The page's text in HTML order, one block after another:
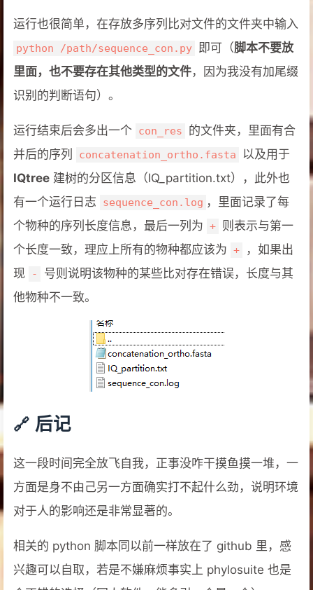
运行也很简单，在存放多序列比对文件的文件夹中输入
python /path/sequence_con.py 即可（脚本不要放
里面，也不要存在其他类型的文件，因为我没有加尾缀
识别的判断语句）。
运行结束后会多出一个 con_res
的文件夹，里面有合
并后的序列
concatenation_ortho.fasta
以及用于
IQtree 建树的分区信息（IQ_partition.txt），此外也
有一个运行日志
sequence_con.log ，里面记录了每
个物种的序列长度信息，最后一列为 + 则表示与第一
个长度一致，理应上所有的物种都应该为 +
，如果出
现
-
号则说明该物种的某些比对存在错误，长度与其
他物种不一致。
后记
这一段时间完全放飞自我，正事没咋干摸鱼摸一堆，一
方面是身不由己另一方面确实打不起什么劲，说明环境
对于人的影响还是非常显著的。
相关的 python 脚本同以前一样放在了 github 里，感
兴趣可以自取，若是不嫌麻烦事实上 phylosuite 也是